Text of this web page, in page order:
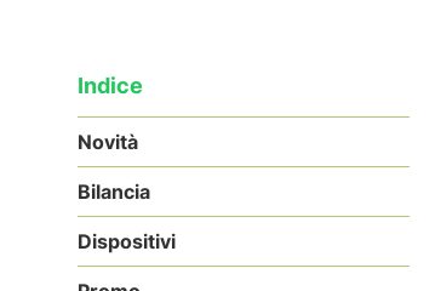
Indice
Novità
Bilancia
Dispositivi